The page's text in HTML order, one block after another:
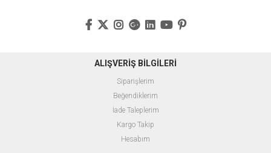
ALIŞVERİŞ BİLGİLERİ
Siparişlerim
Beğendiklerim
İade Taleplerim
Kargo Takip
Hesabım